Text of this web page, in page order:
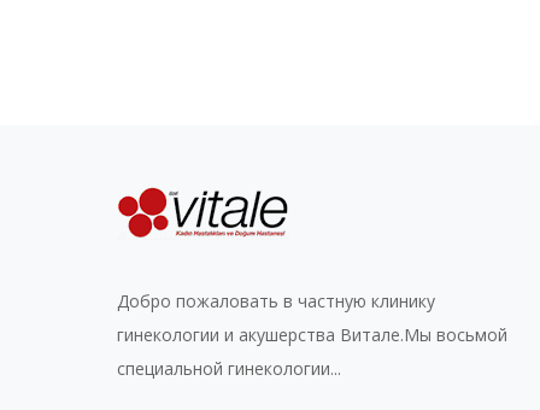
Добро пожаловать в частную клинику
гинекологии и акушерства Витале.Мы восьмой
специальной гинекологии...